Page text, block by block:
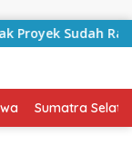
Sudah Rampung
Sumatra